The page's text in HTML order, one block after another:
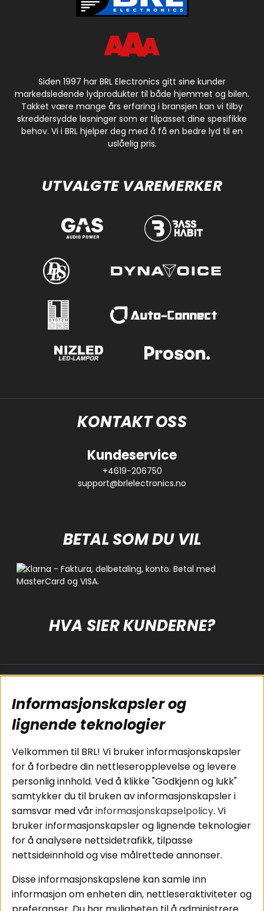
Siden 1997 har BRL Electronics gitt sine kunder
markedsledende lydprodukter til både hjemmet og bilen.
Takket være mange års erfaring i bransjen kan vi tilby
skreddersydde løsninger som er tilpasset dine spesifikke
behov. Vi i BRL hjelper deg med å få en bedre lyd til en
uslåelig pris.
UTVALGTE VAREMERKER
KONTAKT OSS
Kundeservice
+4619-206750
support@brlelectronics.no
BETAL SOM DU VIL
HVA SIER KUNDERNE?
Koblingsguide for
subwoofers
Tilkobling av
bilforsterker
Koblingsguide for
midbasser
Butikker
Våre ambassadører
- Team BRL
Cookies
Kjøpsvilkår
Personvernpolicy
Service / Garanti /
Retur
Billyd
Lyd til hjemmet
Instagram
Facebook
Informasjonskapsler og
lignende teknologier
Velkommen til BRL! Vi bruker informasjonskapsler
for å forbedre din nettleseropplevelse og levere
personlig innhold. Ved å klikke "Godkjenn og lukk"
samtykker du til bruken av informasjonskapsler i
samsvar med vårinformasjonskapselpolicy. Vi
bruker informasjonskapsler og lignende teknologier
for å analysere nettsidetrafikk, tilpasse
nettsideinnhold og vise målrettede annonser.
Disse informasjonskapslene kan samle inn
informasjon om enheten din, nettleseraktiviteter og